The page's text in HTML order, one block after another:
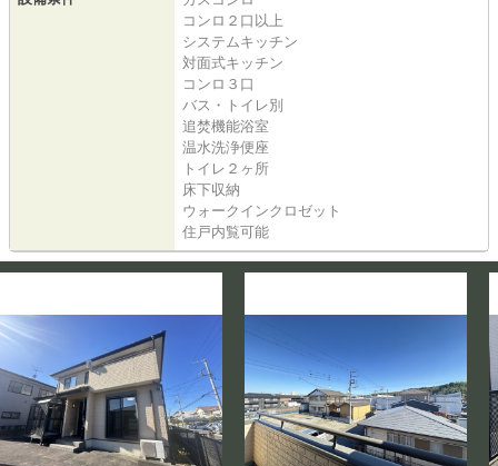
コンロ２口以上
システムキッチン
対面式キッチン
コンロ３口
バス・トイレ別
追焚機能浴室
温水洗浄便座
トイレ２ヶ所
床下収納
ウォークインクロゼット
住戸内覧可能